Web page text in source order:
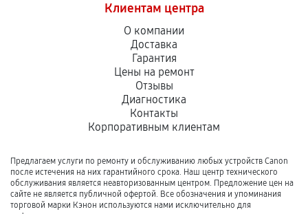
Клиентам центра
О компании
Доставка
Гарантия
Цены на ремонт
Отзывы
Диагностика
Контакты
Корпоративным клиентам
Предлагаем услуги по ремонту и обслуживанию любых устройств Canon
после истечения на них гарантийного срока. Наш центр технического
обслуживания является неавторизованным центром. Предложение цен на
сайте не является публичной офертой. Все обозначения и упоминания
торговой марки Кэнон используются нами исключительно для